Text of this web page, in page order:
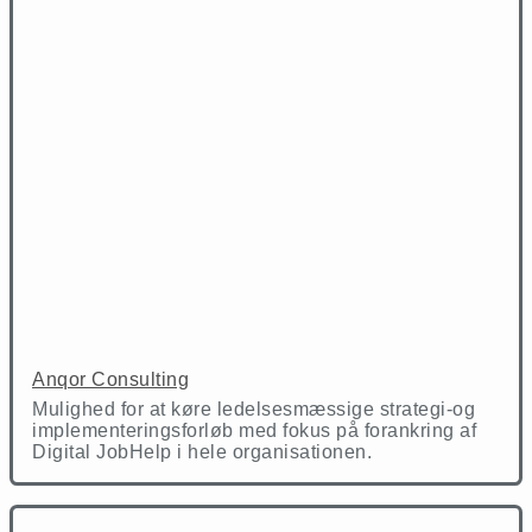
Anqor Consulting
Mulighed for at køre ledelsesmæssige strategi-og
implementeringsforløb med fokus på forankring af
Digital JobHelp i hele organisationen.